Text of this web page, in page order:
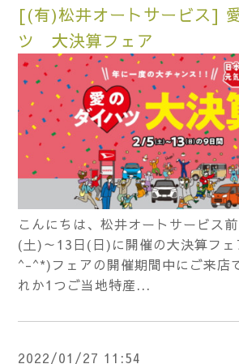
[(有)松井オートサービス]
ツ 大決算フェア
こんにちは、松井オートサービス
(土)～13日(日)に開催の大決算フ
^-^*)フェアの開催期間中にご来店
れか1つご当地特産...
2022/01/27 11:54